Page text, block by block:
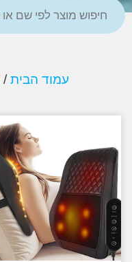
עמוד הבית/מתנות